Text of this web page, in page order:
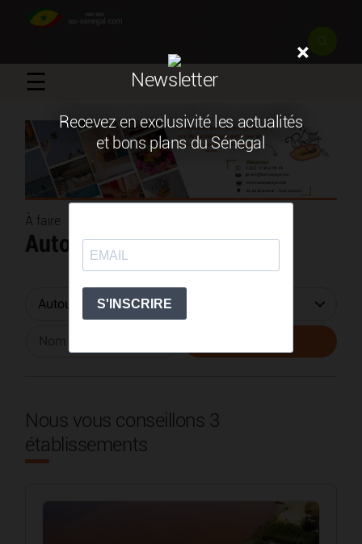
☰
À faire
Autour de Dakar -
Nous vous conseillons 3
établissements
×
Newsletter
Recevez en exclusivité les actualités
et bons plans du Sénégal